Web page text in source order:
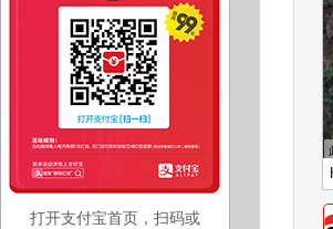
打开支付宝首页，扫码或